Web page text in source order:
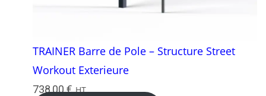
TRAINER Barre de Pole – Structure Street
Workout Exterieure
738,00€ HT